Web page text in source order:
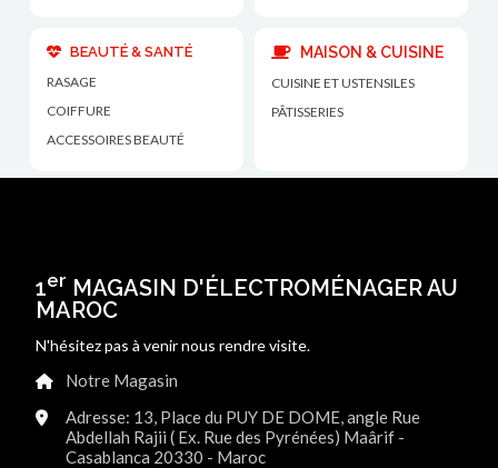
BEAUTÉ & SANTÉ
RASAGE
COIFFURE
ACCESSOIRES BEAUTÉ
MAISON & CUISINE
CUISINE ET USTENSILES
PÂTISSERIES
1er MAGASIN D'ÉLECTROMÉNAGER AU
MAROC
N'hésitez pas à venir nous rendre visite.
Notre Magasin
Adresse: 13, Place du PUY DE DOME, angle Rue
Abdellah Rajii ( Ex. Rue des Pyrénées) Maârif -
Casablanca 20330 - Maroc